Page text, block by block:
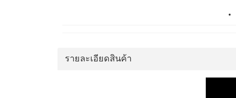
รายละเอียดสินค้า